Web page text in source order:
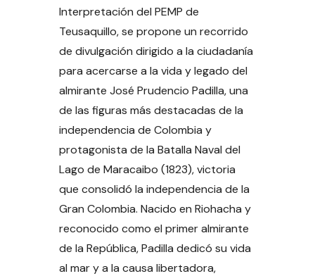
Interpretación del PEMP de
Teusaquillo, se propone un recorrido
de divulgación dirigido a la ciudadanía
para acercarse a la vida y legado del
almirante José Prudencio Padilla, una
de las figuras más destacadas de la
independencia de Colombia y
protagonista de la Batalla Naval del
Lago de Maracaibo (1823), victoria
que consolidó la independencia de la
Gran Colombia. Nacido en Riohacha y
reconocido como el primer almirante
de la República, Padilla dedicó su vida
al mar y a la causa libertadora,